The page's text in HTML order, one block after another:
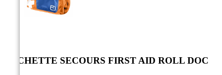
POCHETTE SECOURS FIRST AID ROLL DOC